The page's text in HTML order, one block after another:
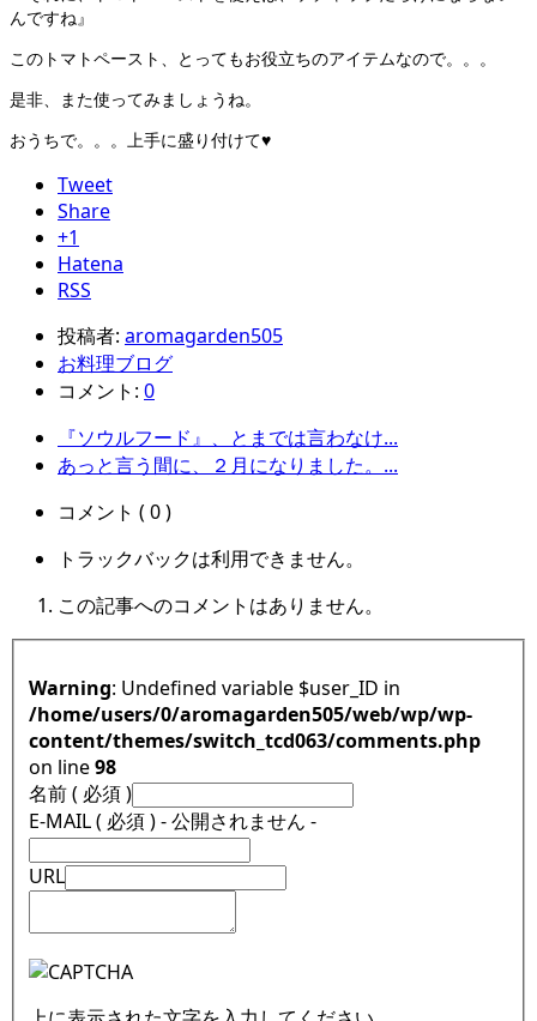
んですね』
このトマトペースト、とってもお役立ちのアイテムなので。。。
是非、また使ってみましょうね。
おうちで。。。上手に盛り付けて♥
Tweet
Share
+1
Hatena
RSS
投稿者: aromagarden505
お料理ブログ
コメント: 0
『ソウルフード』、とまでは言わなけ...
あっと言う間に、２月になりました。...
コメント ( 0 )
トラックバックは利用できません。
この記事へのコメントはありません。
Warning : Undefined variable $user_ID in
/home/users/0/aromagarden505/web/wp/wp-
content/themes/switch_tcd063/comments.php
on line98
名前 ( 必須 )
E-MAIL ( 必須 ) - 公開されません -
URL